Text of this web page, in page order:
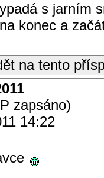
s jarním
konec a
na tento
zapsáno)
14:22